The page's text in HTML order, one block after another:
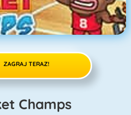
ZAGRAJ TERAZ!
Champs